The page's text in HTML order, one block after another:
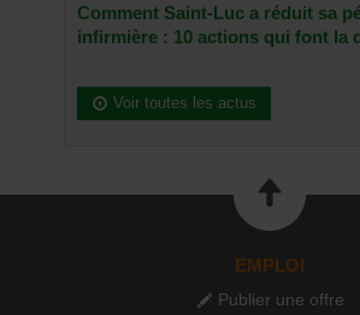
Comment Saint-Luc a réduit sa
infirmière : 10 actions qui font la
Voir toutes les actus
EMPLOI
Publier une offre